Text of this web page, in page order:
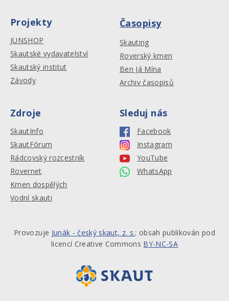
Projekty
JUNSHOP
Skautské vydavatelství
Skautský institut
Závody
Časopisy
Skauting
Roverský kmen
Ben Já Mína
Archiv časopisů
Zdroje
SkautInfo
SkautFórum
Rádcovský rozcestník
Rovernet
Kmen dospělých
Vodní skauti
Sleduj nás
Facebook
Instagram
YouTube
WhatsApp
Provozuje Junák - český skaut, z. s.: obsah publikován pod
licencí Creative Commons BY-NC-SA